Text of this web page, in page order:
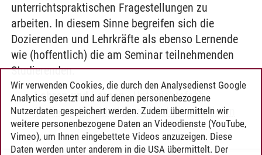
unterrichtspraktischen Fragestellungen zu
arbeiten. In diesem Sinne begreifen sich die
Dozierenden und Lehrkräfte als ebenso Lernende
wie (hoffentlich) die am Seminar teilnehmenden
Studierenden.
Lehren und Lernen-Unterrichtsfach
Mathematik-Mathematikdidaktik vertiefen
Wir verwenden Cookies, die durch den Analysedienst Google
Analytics gesetzt und auf denen personenbezogene
Nutzerdaten gespeichert werden. Zudem übermitteln wir
weitere personenbezogene Daten an Videodienste (YouTube,
Vimeo), um Ihnen eingebettete Videos anzuzeigen. Diese
Daten werden unter anderem in die USA übermittelt. Der